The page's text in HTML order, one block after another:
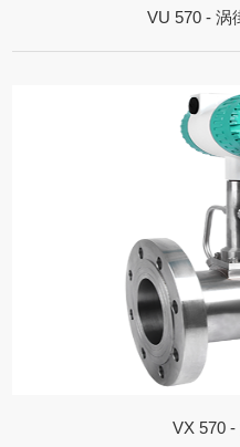
VU 570 - 涡
VX 570